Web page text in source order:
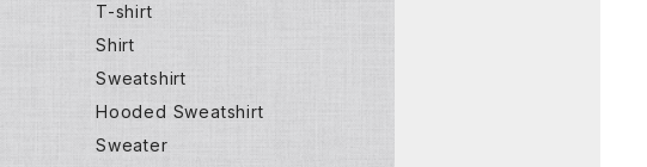
T-shirt
Shirt
Sweatshirt
Hooded Sweatshirt
Sweater